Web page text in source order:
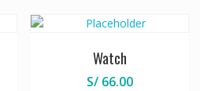
Watch
S/66.00